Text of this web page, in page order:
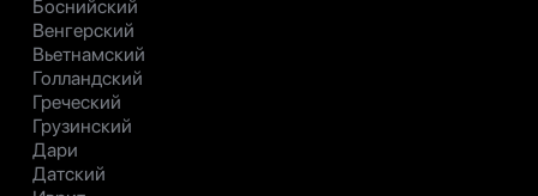
Боснийский
Венгерский
Вьетнамский
Голландский
Греческий
Грузинский
Дари
Датский